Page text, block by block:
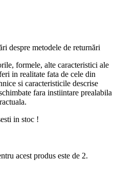
despre metodele de returnări
formele, alte caracteristici ale
in realitate fata de cele din
si caracteristicile descrise
fara instiintare prealabila
in stoc !
acest produs este de 2.